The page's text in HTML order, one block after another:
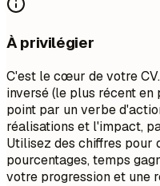
À privilégier
C'est le cœur de votre
inversé (le plus récent
point par un verbe
réalisations et l'impact,
Utilisez des chiffres pour
pourcentages, temps
votre progression et une